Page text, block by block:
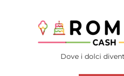
Dove i dolci